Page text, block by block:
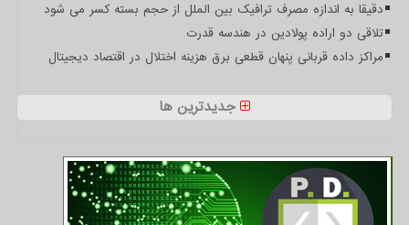
دقیقا به اندازه مصرف ترافیک بین الملل از حجم بسته کسر می شود
تلاقی دو اراده پولادین در هندسه قدرت
مراکز داده قربانی پنهان قطعی برق هزینه اختلال در اقتصاد دیجیتال
جدیدترین ها